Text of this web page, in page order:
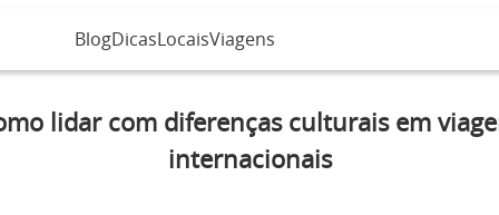
BlogDicas LocaisViagens
lidar com diferenças culturais em
internacionais